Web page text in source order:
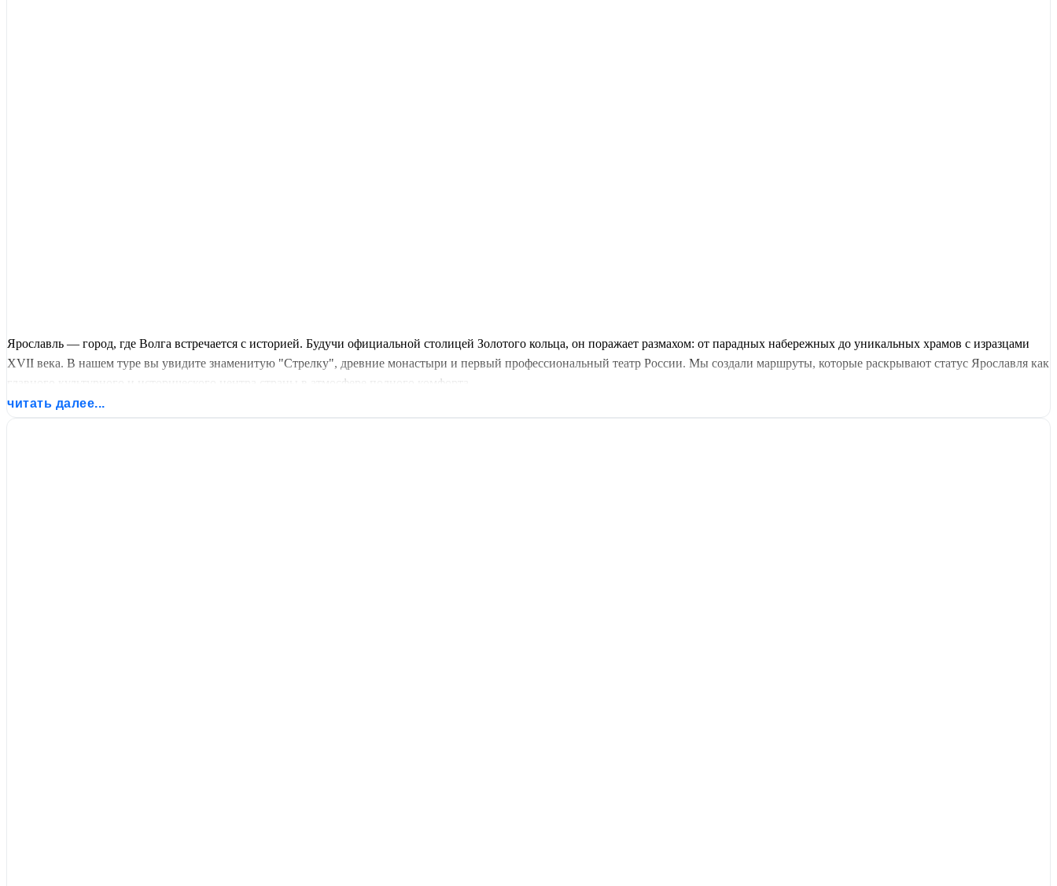
Ярославль — город, где Волга встречается с историей. Будучи официальной столицей Золотого кольца, он поражает размахом: от парадных набережных до уникальных храмов с изразцами
XVII века. В нашем туре вы увидите знаменитую "Стрелку", древние монастыри и первый профессиональный театр России. Мы создали маршруты, которые раскрывают статус Ярославля как
главного культурного и исторического центра страны в атмосфере полного комфорта.
читать далее...